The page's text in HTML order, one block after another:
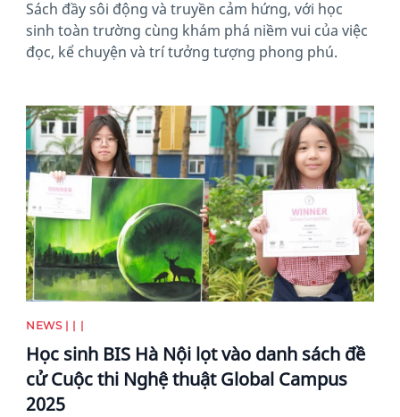
Sách đầy sôi động và truyền cảm hứng, với học
sinh toàn trường cùng khám phá niềm vui của việc
đọc, kể chuyện và trí tưởng tượng phong phú.
News image
NEWS | | |
Học sinh BIS Hà Nội lọt vào danh sách đề
cử Cuộc thi Nghệ thuật Global Campus
2025